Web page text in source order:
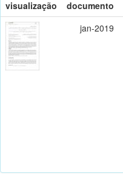
visualização
documento
jan-2019